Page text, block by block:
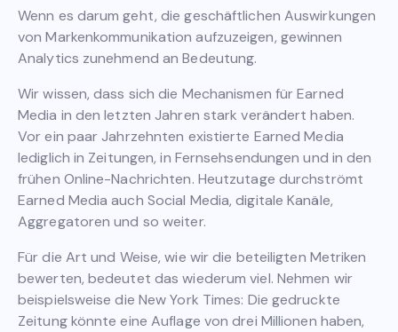
Wenn es darum geht, die geschäftlichen Auswirkungen
von Markenkommunikation aufzuzeigen, gewinnen
Analytics zunehmend an Bedeutung.
Wir wissen, dass sich die Mechanismen für Earned
Media in den letzten Jahren stark verändert haben.
Vor ein paar Jahrzehnten existierte Earned Media
lediglich in Zeitungen, in Fernsehsendungen und in den
frühen Online-Nachrichten. Heutzutage durchströmt
Earned Media auch Social Media, digitale Kanäle,
Aggregatoren und so weiter.
Für die Art und Weise, wie wir die beteiligten Metriken
bewerten, bedeutet das wiederum viel. Nehmen wir
beispielsweise die New York Times: Die gedruckte
Zeitung könnte eine Auflage von drei Millionen haben,